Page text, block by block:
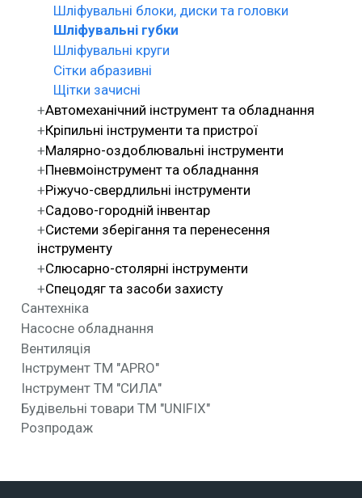
Шліфувальні блоки, диски та головки
Шліфувальні губки
Шліфувальні круги
Сітки абразивні
Щітки зачисні
Автомеханічний інструмент та обладнання
Кріпильні інструменти та пристрої
Малярно-оздоблювальні інструменти
Пневмоінструмент та обладнання
Ріжучо-свердлильні інструменти
Садово-городній інвентар
Системи зберігання та перенесення
інструменту
Слюсарно-столярні інструменти
Спецодяг та засоби захисту
Сантехніка
Насосне обладнання
Вентиляція
Інструмент ТМ "APRO"
Інструмент ТМ "СИЛА"
Будівельні товари ТМ "UNIFIX"
Розпродаж